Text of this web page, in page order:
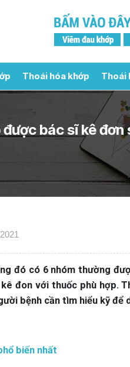
Thoái hóa khớp Thoái
bác sĩ kê đơn
đó có 6 nhóm thường
đon với thuốc phù hợp.
bệnh cần tìm hiểu kỹ để
biến nhất